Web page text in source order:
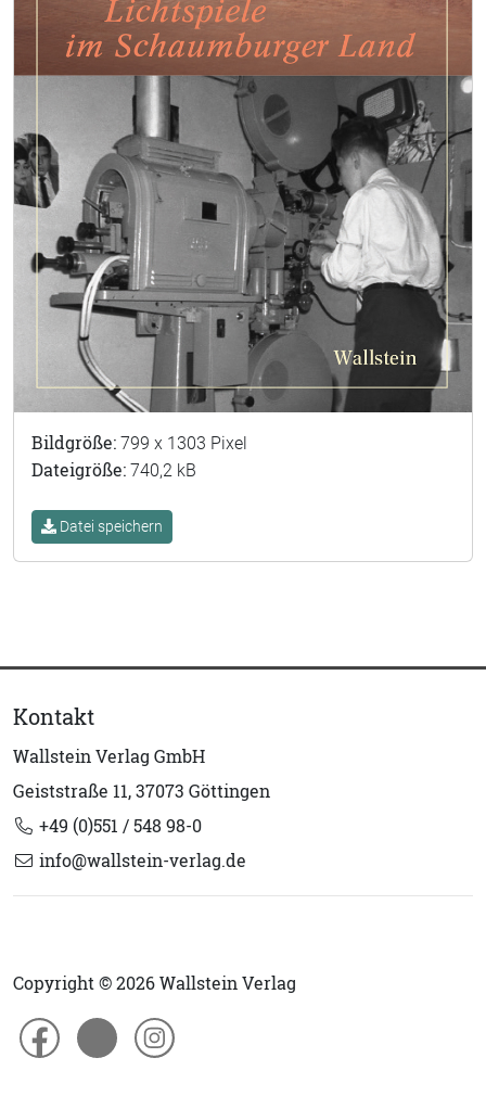
Bildgröße: 799 x 1303 Pixel
Dateigröße: 740,2 kB
Datei speichern
Kontakt
Wallstein Verlag GmbH
Geiststraße 11, 37073 Göttingen
+49 (0)551 / 548 98-0
info@wallstein-verlag.de
Copyright © 2026 Wallstein Verlag